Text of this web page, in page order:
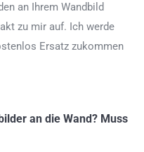
an Ihrem Wandbild
zu mir auf. Ich werde
Ersatz zukommen
an die Wand? Muss